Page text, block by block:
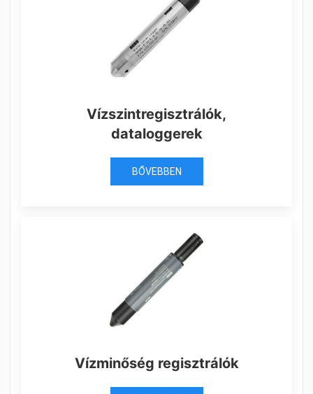
Vízszintregisztrálók,
dataloggerek
BŐVEBBEN
Vízminőség regisztrálók